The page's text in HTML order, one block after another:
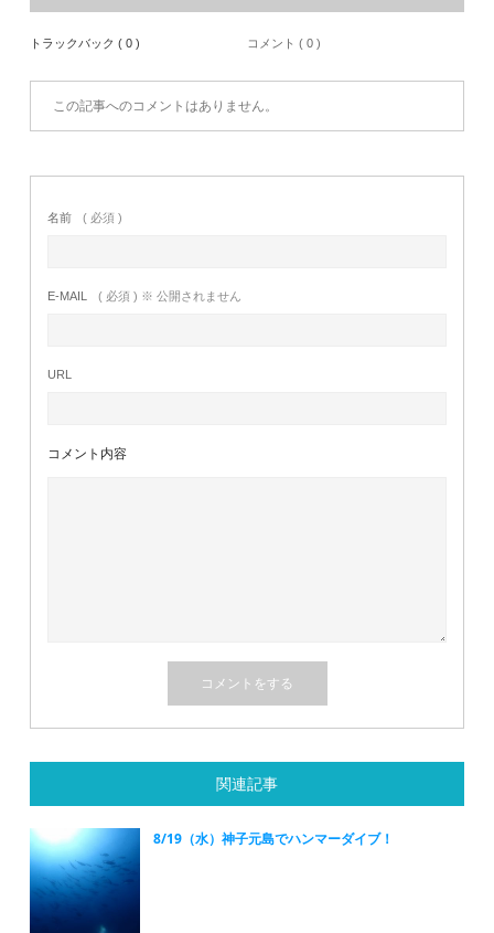
トラックバック ( 0 ) コメント ( 0 )
この記事へのコメントはありません。
名前 ( 必須 )
E-MAIL ( 必須 ) ※ 公開されません
URL
コメント内容
関連記事
8/19（水）神子元島でハンマーダイブ！